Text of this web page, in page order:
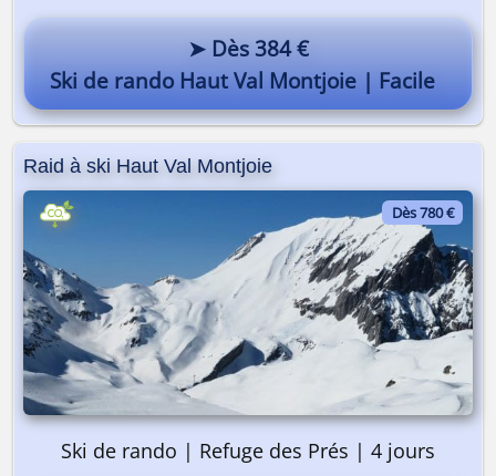
Pourquoi pas vous ? 😎
➤ Dès 384 €
Ski de rando Haut Val Montjoie | Facile
Raid à ski Haut Val Montjoie
Dès 780 €
Ski de rando | Refuge des Prés | 4 jours